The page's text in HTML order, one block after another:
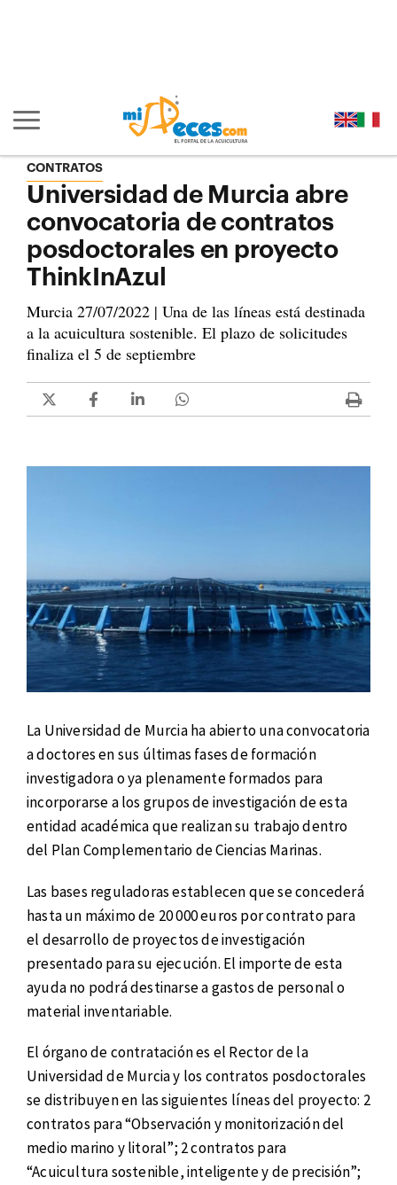
Mostrar/ocultar navegación principal
CONTRATOS
Universidad de Murcia abre
convocatoria de contratos
posdoctorales en proyecto
ThinkInAzul
Murcia 27/07/2022 | Una de las líneas está destinada
a la acuicultura sostenible. El plazo de solicitudes
finaliza el 5 de septiembre
La Universidad de Murcia ha abierto una convocatoria
a doctores en sus últimas fases de formación
investigadora o ya plenamente formados para
incorporarse a los grupos de investigación de esta
entidad académica que realizan su trabajo dentro
del Plan Complementario de Ciencias Marinas.
Las bases reguladoras establecen que se concederá
hasta un máximo de 20 000 euros por contrato para
el desarrollo de proyectos de investigación
presentado para su ejecución. El importe de esta
ayuda no podrá destinarse a gastos de personal o
material inventariable.
El órgano de contratación es el Rector de la
Universidad de Murcia y los contratos posdoctorales
se distribuyen en las siguientes líneas del proyecto: 2
contratos para “Observación y monitorización del
medio marino y litoral”; 2 contratos para
“Acuicultura sostenible, inteligente y de precisión”;